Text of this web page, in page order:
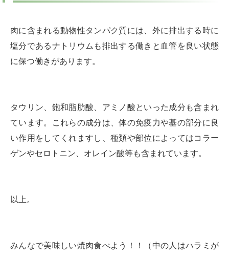
肉に含まれる動物性タンパク質には、外に排出する時に
塩分であるナトリウムも排出する働きと血管を良い状態
に保つ働きがあります。
タウリン、飽和脂肪酸、アミノ酸といった成分も含まれ
ています。これらの成分は、体の免疫力や基の部分に良
い作用をしてくれますし、種類や部位によってはコラー
ゲンやセロトニン、オレイン酸等も含まれています。
以上。
みんなで美味しい焼肉食べよう！！（中の人はハラミが